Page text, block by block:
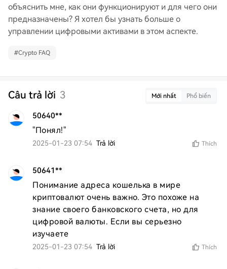
объяснить мне, как они функционируют и для чего они
предназначены? Я хотел бы узнать больше о
управлении цифровыми активами в этом аспекте.
#Crypto FAQ
Câu trả lời 3 Mới nhất Phổ biến
50640**
"Понял!"
2025-01-23 07:54 Trả lời Thích
50641**
Понимание адреса кошелька в мире
криптовалют очень важно. Это похоже на
знание своего банковского счета, но для
цифровой валюты. Если вы серьезно
изучаете
2025-01-23 07:54 Trả lời Thích